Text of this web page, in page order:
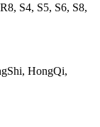
S4, S5, S6, S8,
HongQi,